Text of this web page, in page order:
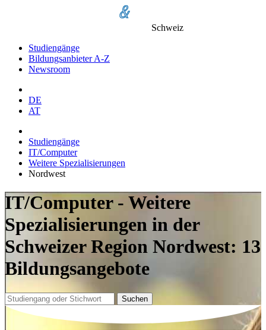
Schweiz
Studiengänge
Bildungsanbieter A-Z
Newsroom
DE
AT
Studiengänge
IT/Computer
Weitere Spezialisierungen
Nordwest
IT/Computer - Weitere
Spezialisierungen in der
Schweizer Region Nordwest: 13
Bildungsangebote
Suchen